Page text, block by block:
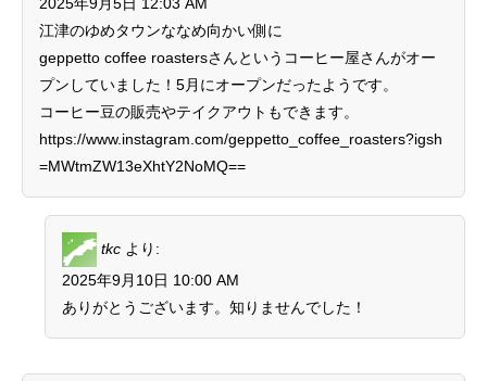
江津のゆめタウンななめ向かい側に
geppetto coffee roastersさんというコーヒー屋さんがオー
プンしていました！5月にオープンだったようです。
コーヒー豆の販売やテイクアウトもできます。
https://www.instagram.com/geppetto_coffee_roasters?igsh
=MWtmZW13eXhtY2NoMQ==
tkc より:
2025年9月10日 10:00 AM
ありがとうございます。知りませんでした！